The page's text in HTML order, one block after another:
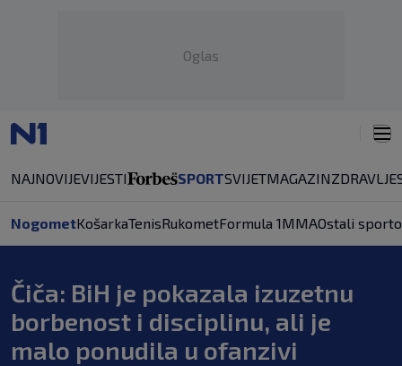
Oglas
NAJNOVIJEVIJESTI SPORTSVIJETMAGAZINZDRAVLJE
NogometKošarkaTenisRukometFormula 1MMAOstali
Čiča: BiH je pokazala izuzetnu
borbenost i disciplinu, ali je
malo ponudila u ofanzivi